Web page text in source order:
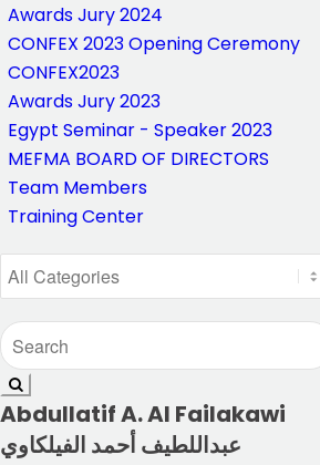
Awards Jury 2024
CONFEX 2023 Opening Ceremony
CONFEX2023
Awards Jury 2023
Egypt Seminar - Speaker 2023
MEFMA BOARD OF DIRECTORS
Team Members
Training Center
Abdullatif A. Al Failakawi
عبداللطيف أحمد الفيلكاوي